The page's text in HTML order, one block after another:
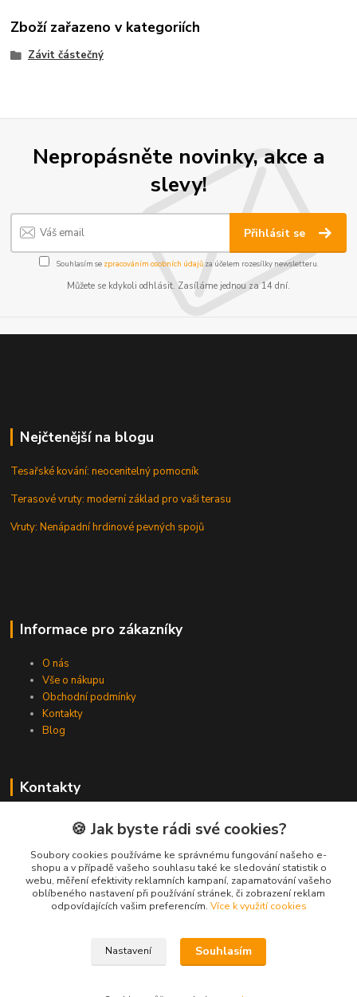
Zboží zařazeno v kategoriích
Závit částečný
Nepropásněte novinky, akce a
slevy!
Přihlásit se
Souhlasím se zpracováním osobních údajůza účelem rozesílky newsletteru.
Můžete se kdykoli odhlásit. Zasíláme jednou za 14 dní.
Nejčtenější na blogu
Tesařské kování: neocenitelný pomocník
Terasové vruty: moderní základ pro vaši terasu
Vruty: Nenápadní hrdinové pevných spojů
Informace pro zákazníky
O nás
Vše o nákupu
Obchodní podmínky
Kontakty
Blog
Kontakty
Zákaznická podpora Spojovat.cz
+420 606 036 459
(PO-PÁ, 8-16 hod.)
info@spojovat.cz
🍪 Jak byste rádi své cookies?
Soubory cookies používáme ke správnému fungování našeho e-
shopu a v případě vašeho souhlasu také ke sledování statistik o
webu, měření efektivity reklamních kampaní, zapamatování vašeho
oblíbeného nastavení při používání stránek, či zobrazení reklam
odpovídajících vašim preferencím. Více k využití cookies
Nastavení Souhlasím